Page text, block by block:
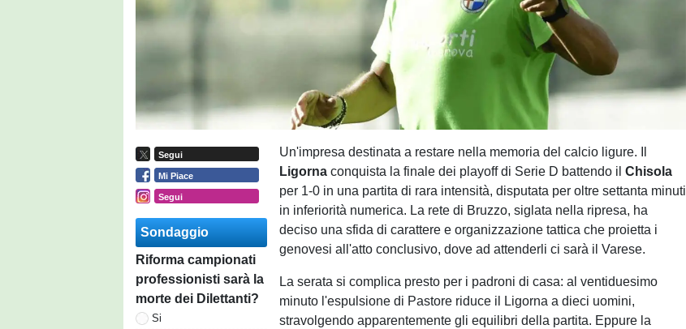
Segui
Mi Piace
Segui
Sondaggio
Riforma campionati
professionisti sarà la
morte dei Dilettanti?
Si
Un'impresa destinata a restare nella memoria del calcio ligure. Il
Ligornaconquista la finale dei playoff di Serie D battendo ilChisola
per 1-0 in una partita di rara intensità, disputata per oltre settanta minuti
in inferiorità numerica. La rete di Bruzzo, siglata nella ripresa, ha
deciso una sfida di carattere e organizzazione tattica che proietta i
genovesi all'atto conclusivo, dove ad attenderli ci sarà il Varese.
La serata si complica presto per i padroni di casa: al ventiduesimo
minuto l'espulsione di Pastore riduce il Ligorna a dieci uomini,
stravolgendo apparentemente gli equilibri della partita. Eppure la